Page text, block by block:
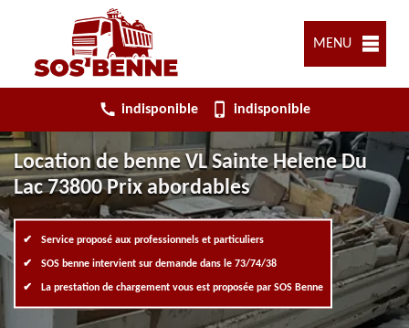
MENU
indisponible indisponible
Location de benne VL Sainte Helene Du
Lac 73800 Prix abordables
Service proposé aux professionnels et particuliers
SOS benne intervient sur demande dans le 73/74/38
La prestation de chargement vous est proposée par SOS Benne